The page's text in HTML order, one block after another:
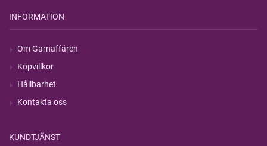
INFORMATION
Om Garnaffären
Köpvillkor
Hållbarhet
Kontakta oss
KUNDTJÄNST